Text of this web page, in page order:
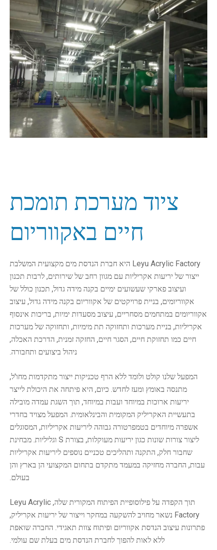
ציוד מערכת תומכת
חיים באקווריום
Leyu Acrylic Factory היא חברת הנדסת מים מקצועית המשלבת
ייצור של יריעות אקריליות עם מגוון רחב של שירותים, לרבות תכנון
ועיצוב פארקי שעשועים ימיים בקנה מידה גדול, תכנון כולל של
אקווריומים, בניית פרויקטים של אקווריום בקנה מידה גדול, עיצוב
אקווריומים במתחמים מסחריים, עיצוב מסעדות ימיות, בריכות אינסוף
אקריליות, בניית מערכות ותחזוקה תת מימיות, ותחזוקה של מערכות
חיים כמו תחזוקת חיים, הסגר חיים, החזקה זמנית, הדרכת האכלה,
ניהול ביצועים ותחבורה.
המפעל שלנו קולט ולומד ללא הרף טכניקות ייצור מתקדמות מחו'ל,
מתנסה באומץ ומעז לחדש. כיום, היא פיתחה את היכולת לייצר
יריעות ארוכות במיוחד ועבות במיוחד, תוך השגת עמדה מובילה
בתעשיית האקריליק המקומית והבינלאומית. המפעל מצויד בחדרי
אשפרה מיוחדים בטמפרטורה גבוהה ליריעות אקריליות, המסוגלים
ליצור צורות שונות כגון יריעות מעוקלות, בצורת S וגליליות. מבחינת
שחבור חלק, התקנה ותהליכים טכניים נוספים ליריעות אקריליות
עבות, החברה מחזיקה במעמד מתקדם בתחום המקצועי הן בארץ והן
בעולם.
תוך הקפדה על פילוסופיית הפיתוח המקורית שלה, Leyu Acrylic
Factory נשאר מחויב להשקעה במחקר וייצור של יריעות אקריליק,
פתרונות עיצוב הנדסת אקווריום ופיתוח צוות תאגידי. החברה שואפת
ללא לאות להפוך לחברת הנדסת מים בעלת שם עולמי.